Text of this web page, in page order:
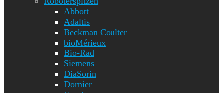
Abbott
Adaltis
Beckman Coulter
bioMérieux
Bio-Rad
Siemens
DiaSorin
Dornier